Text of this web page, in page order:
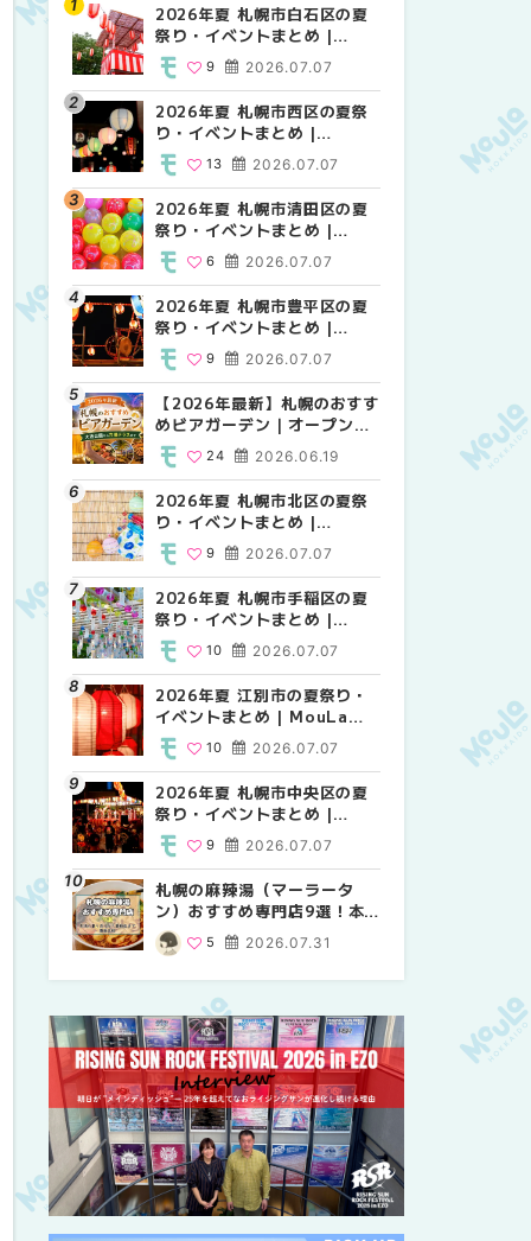
2026年夏 札幌市白石区の夏
祭り・イベントまとめ |
MouLa HOKKAIDO
2026.07.07
9
2026年夏 札幌市西区の夏祭
り・イベントまとめ |
MouLa HOKKAIDO
2026.07.07
13
2026年夏 札幌市清田区の夏
祭り・イベントまとめ |
MouLa HOKKAIDO
2026.07.07
6
2026年夏 札幌市豊平区の夏
祭り・イベントまとめ |
MouLa HOKKAIDO
2026.07.07
9
【2026年最新】札幌のおすす
めビアガーデン｜オープン日
順に徹底紹介！大通公園から
穴場テラスまで | MouLa
HOKKAIDO
2026.06.19
24
2026年夏 札幌市北区の夏祭
り・イベントまとめ |
MouLa HOKKAIDO
2026.07.07
9
2026年夏 札幌市手稲区の夏
祭り・イベントまとめ |
MouLa HOKKAIDO
2026.07.07
10
2026年夏 江別市の夏祭り・
イベントまとめ | MouLa
HOKKAIDO 2026.07.07
10
2026年夏 札幌市中央区の夏
祭り・イベントまとめ |
MouLa HOKKAIDO
2026.07.07
9
札幌の麻辣湯（マーラータ
ン）おすすめ専門店9選！本
場の量り売りから最新店まで
徹底比較 | MouLa
2026.07.31
5
2026年夏 札幌市西区の夏祭
り・イベントまとめ |
13
【2026年最新】札幌のおすす
めビアガーデン｜オープン日
順に徹底紹介！大通公園から
穴場テラスまで | MouLa
HOKKAIDO
24
2026年夏 札幌市白石区の夏
祭り・イベントまとめ |
9
2026年夏 札幌市手稲区の夏
祭り・イベントまとめ |
10
2026年夏 札幌市北区の夏祭
り・イベントまとめ |
9
2026年夏 札幌市清田区の夏
祭り・イベントまとめ |
6
2026年夏 札幌市豊平区の夏
祭り・イベントまとめ |
9
2026年夏 札幌市南区の夏祭
り・イベントまとめ |
8
2026年夏 札幌市中央区の夏
祭り・イベントまとめ |
9
2026年夏 恵庭市・千歳市の
夏祭り・イベントまとめ |
9
【2026年最新】札幌のおすす
めビアガーデン｜オープン日
穴場テラスまで | MouLa
HOKKAIDO
24
2026年夏 札幌市北区の夏祭
り・イベントまとめ |
9
2026年夏 札幌市白石区の夏
祭り・イベントまとめ |
9
2026年夏 札幌市西区の夏祭
り・イベントまとめ |
13
2026年夏 札幌市手稲区の夏
祭り・イベントまとめ |
10
2026年夏 札幌市清田区の夏
祭り・イベントまとめ |
6
札幌の麻辣湯（マーラータ
ン）おすすめ専門店6選！本
徹底比較 | MouLa
HOKKAIDO
5
2026年夏 札幌市豊平区の夏
祭り・イベントまとめ |
9
【新千歳空港】新カードラウ
ンジが開業。「SUPER
ラウンジアネックス）」をご
紹介！！ | MouLa
HOKKAIDO
18
2026年夏 札幌市南区の夏祭
り・イベントまとめ |
8